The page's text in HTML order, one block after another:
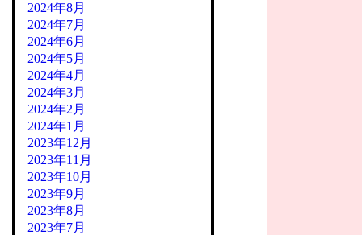
2024年8月
2024年7月
2024年6月
2024年5月
2024年4月
2024年3月
2024年2月
2024年1月
2023年12月
2023年11月
2023年10月
2023年9月
2023年8月
2023年7月